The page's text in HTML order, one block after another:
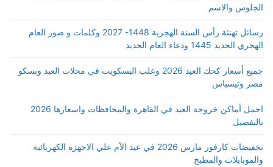
الجلوس والاسم
رسائل تهنئة رأس السنة الهجرية 1448- 2027 وكلمات و صور العام
الهجري الجديد 1445 ودعاء العام الجديد
جميع أسعار كحك العيد 2026 وعلب البسكويت في محلات العبد وبسكو
مصر وتيسباس
اجمل أماكن خروجة العيد في القاهرة والمحافظات واسعارها 2026
بالتفصيل
تخفيضات كارفور مارس 2026 في عيد الأم علي الاجهزة الكهربائية
والموبايلات والمطبخ